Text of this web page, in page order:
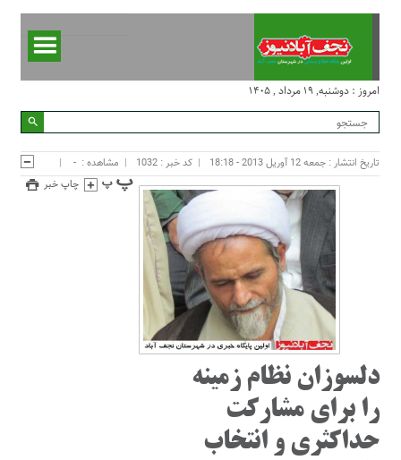
امروز : دوشنبه, ۱۹ مرداد , ۱۴۰۵
تاریخ انتشار : جمعه 12 آوریل 2013 - 18:18 کد خبر : 1032 مشاهده : -
چاپ خبر
دلسوزان نظام زمينه
را براي مشاركت
حداكثري و انتخاب